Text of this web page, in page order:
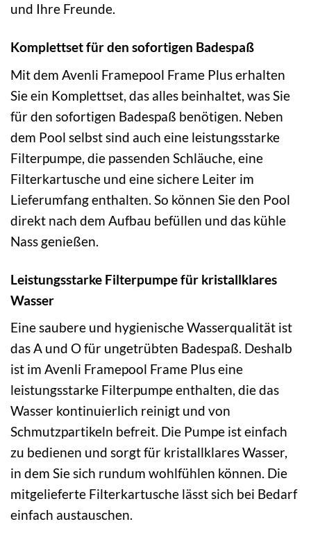
und Ihre Freunde.
Komplettset für den sofortigen Badespaß
Mit dem Avenli Framepool Frame Plus erhalten
Sie ein Komplettset, das alles beinhaltet, was Sie
für den sofortigen Badespaß benötigen. Neben
dem Pool selbst sind auch eine leistungsstarke
Filterpumpe, die passenden Schläuche, eine
Filterkartusche und eine sichere Leiter im
Lieferumfang enthalten. So können Sie den Pool
direkt nach dem Aufbau befüllen und das kühle
Nass genießen.
Leistungsstarke Filterpumpe für kristallklares
Wasser
Eine saubere und hygienische Wasserqualität ist
das A und O für ungetrübten Badespaß. Deshalb
ist im Avenli Framepool Frame Plus eine
leistungsstarke Filterpumpe enthalten, die das
Wasser kontinuierlich reinigt und von
Schmutzpartikeln befreit. Die Pumpe ist einfach
zu bedienen und sorgt für kristallklares Wasser,
in dem Sie sich rundum wohlfühlen können. Die
mitgelieferte Filterkartusche lässt sich bei Bedarf
einfach austauschen.